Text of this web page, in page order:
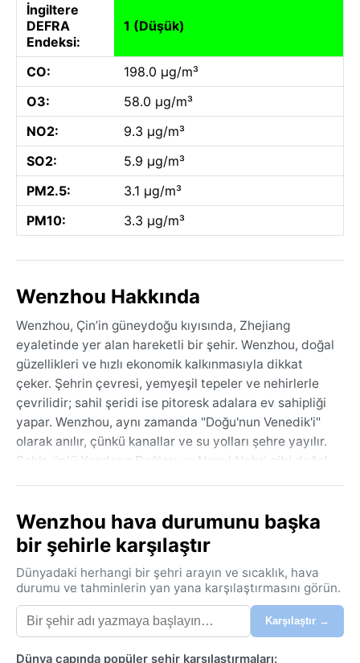
İngiltere
DEFRA
Endeksi:
1 (Düşük)
CO:
198.0 µg/m³
O3:
58.0 µg/m³
NO2:
9.3 µg/m³
SO2:
5.9 µg/m³
PM2.5:
3.1 µg/m³
PM10:
3.3 µg/m³
Wenzhou Hakkında
Wenzhou, Çin’in güneydoğu kıyısında, Zhejiang
eyaletinde yer alan hareketli bir şehir. Wenzhou, doğal
güzellikleri ve hızlı ekonomik kalkınmasıyla dikkat
çeker. Şehrin çevresi, yemyeşil tepeler ve nehirlerle
çevrilidir; sahil şeridi ise pitoresk adalara ev sahipliği
yapar. Wenzhou, aynı zamanda "Doğu'nun Venedik'i"
olarak anılır, çünkü kanallar ve su yolları şehre yayılır.
Şehir, ünlü Yandang Dağları ve Nanxi Nehri gibi doğal
durumda. Wenzhou, özellikle hafif sanayi ve
ticaretteki başarısıyla tanınır; bu da şehre canlı,
girişimci bir atmosfer kazandırır.
Wenzhou, nemli subtropikal iklim kuşağında (Köppen:
Cfa) yer alır. Yazları sıcak ve bunaltıcı derecede nemli
geçer; sıcaklıklar genellikle 30°C’nin üzerine çıkar ve
yüksek nem oranı hissedilir. Kışlar ise ılıman ve
Wenzhou hava durumunu başka
bir şehirle karşılaştır
Dünyadaki herhangi bir şehri arayın ve sıcaklık, hava
durumu ve tahminlerin yan yana karşılaştırmasını görün.
Karşılaştır →
Dünya çapında popüler şehir karşılaştırmaları: